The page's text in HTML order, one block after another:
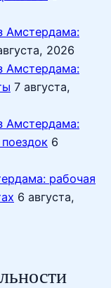
Амстердама:
2026
Амстердама:
7 августа,
Амстердама:
6
рабочая
6 августа,